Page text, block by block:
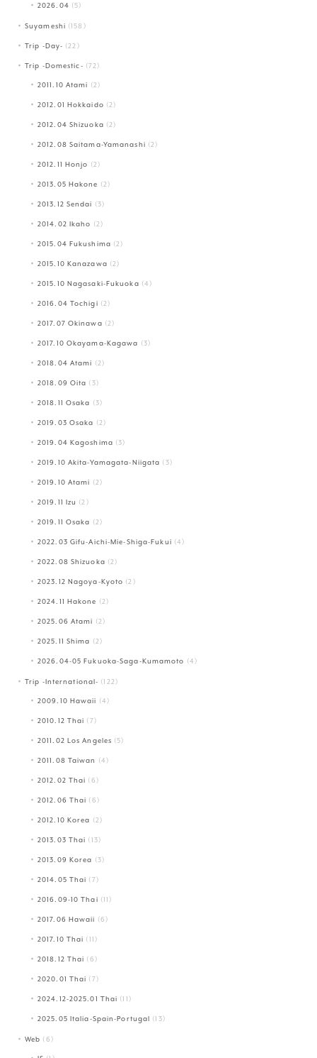
2026.04 (5)
Suyameshi (158)
Trip -Day- (22)
Trip -Domestic- (72)
2011.10 Atami (2)
2012.01 Hokkaido (2)
2012.04 Shizuoka (2)
2012.08 Saitama-Yamanashi (2)
2012.11 Honjo (2)
2013.05 Hakone (2)
2013.12 Sendai (3)
2014.02 Ikaho (2)
2015.04 Fukushima (2)
2015.10 Kanazawa (2)
2015.10 Nagasaki-Fukuoka (4)
2016.04 Tochigi (2)
2017.07 Okinawa (2)
2017.10 Okayama-Kagawa (3)
2018.04 Atami (2)
2018.09 Oita (3)
2018.11 Osaka (3)
2019.03 Osaka (2)
2019.04 Kagoshima (3)
2019.10 Akita-Yamagata-Niigata (3)
2019.10 Atami (2)
2019.11 Izu (2)
2019.11 Osaka (2)
2022.03 Gifu-Aichi-Mie-Shiga-Fukui (4)
2022.08 Shizuoka (2)
2023.12 Nagoya-Kyoto (2)
2024.11 Hakone (2)
2025.06 Atami (2)
2025.11 Shima (2)
2026.04-05 Fukuoka-Saga-Kumamoto (4)
Trip -International- (122)
2009.10 Hawaii (4)
2010.12 Thai (7)
2011.02 Los Angeles (5)
2011.08 Taiwan (4)
2012.02 Thai (6)
2012.06 Thai (6)
2012.10 Korea (2)
2013.03 Thai (13)
2013.09 Korea (3)
2014.05 Thai (7)
2016.09-10 Thai (11)
2017.06 Hawaii (6)
2017.10 Thai (11)
2018.12 Thai (6)
2020.01 Thai (7)
2024.12-2025.01 Thai (11)
2025.05 Italia-Spain-Portugal (13)
Web (6)